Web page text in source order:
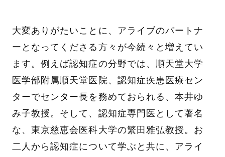
大変ありがたいことに、アライブのパートナ
ーとなってくださる方々が今続々と増えてい
ます。例えば認知症の分野では、順天堂大学
医学部附属順天堂医院、認知症疾患医療セン
ターでセンター長を務めておられる、本井ゆ
み子教授。そして、認知症専門医として著名
な、東京慈恵会医科大学の繁田雅弘教授。お
二人から認知症について学ぶと共に、アライ